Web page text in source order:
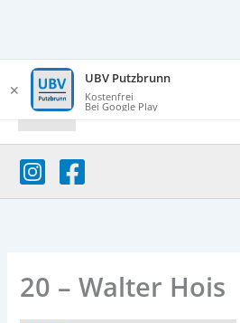
Inhalt
springen
UBV Putzbrunn
20 – Walter Hois
✕
UBV Putzbrunn
Kostenfrei
Bei Google Play